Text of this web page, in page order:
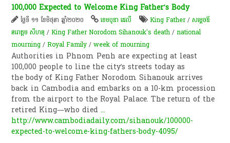
100,000 Expected to Welcome King Father’s Body
ថ្ងៃទី ១១ ខែមិថុនា ឆ្នាំ២០២០ ខេមបូឌា ដេលី King Father/សម្ដេចឪ
នរោត្តម សីហនុ /King Father Norodom Sihanouk's death /national
mourning /Royal Family /week of mourning
Authorities in Phnom Penh are expecting at least
100,000 people to line the city’s streets today as
the body of King Father Norodom Sihanouk arrives
back in Cambodia and embarks on a 10-km procession
from the airport to the Royal Palace. The return of the
retired King—who died...
http://www.cambodiadaily.com/sihanouk/100000-
expected-to-welcome-king-fathers-body-4095/